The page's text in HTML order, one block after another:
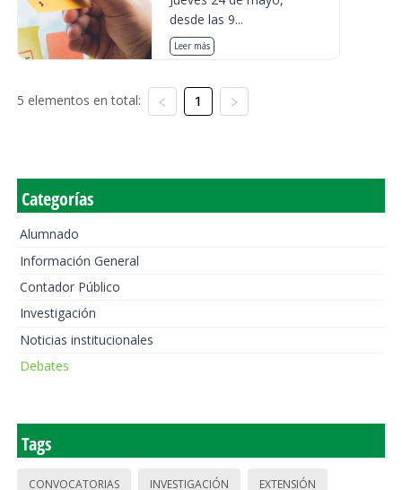
desde las 9...
Leer más
5 elementos en total: 1
Categorías
Alumnado
Información General
Contador Público
Investigación
Noticias institucionales
Debates
Tags
CONVOCATORIAS INVESTIGACIÓN EXTENSIÓN